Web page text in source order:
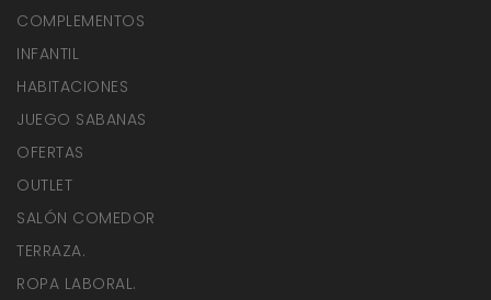
COMPLEMENTOS
INFANTIL
HABITACIONES
JUEGO SABANAS
OFERTAS
OUTLET
SALÓN COMEDOR
TERRAZA.
ROPA LABORAL.